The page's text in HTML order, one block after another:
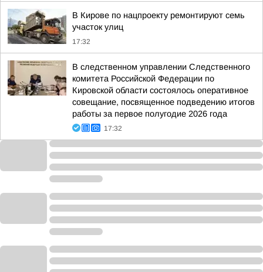
В Кирове по нацпроекту ремонтируют семь
участок улиц
17:32
В следственном управлении Следственного
комитета Российской Федерации по
Кировской области состоялось оперативное
совещание, посвященное подведению итогов
работы за первое полугодие 2026 года
17:32